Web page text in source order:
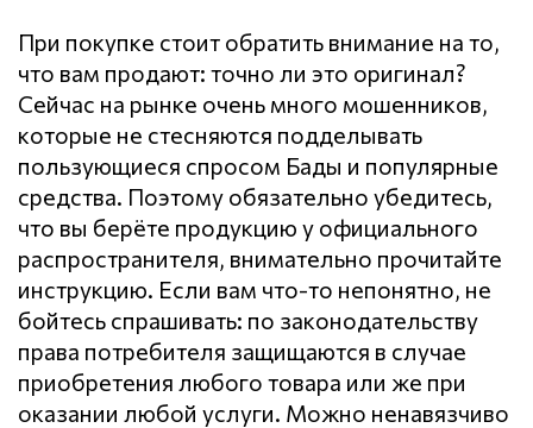
При покупке стоит обратить внимание на то,
что вам продают: точно ли это оригинал?
Сейчас на рынке очень много мошенников,
которые не стесняются подделывать
пользующиеся спросом Бады и популярные
средства. Поэтому обязательно убедитесь,
что вы берёте продукцию у официального
распространителя, внимательно прочитайте
инструкцию. Если вам что-то непонятно, не
бойтесь спрашивать: по законодательству
права потребителя защищаются в случае
приобретения любого товара или же при
оказании любой услуги. Можно ненавязчиво